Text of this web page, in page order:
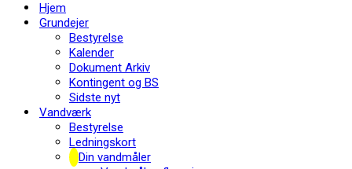
Hjem
Grundejer
Bestyrelse
Kalender
Dokument Arkiv
Kontingent og BS
Sidste nyt
Vandværk
Bestyrelse
Ledningskort
Din vandmåler